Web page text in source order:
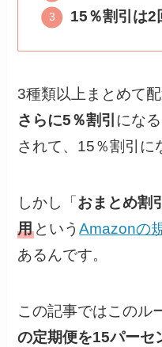
15％割引は2
3種類以上まとめて
さらに5％割引 になる
されて、15％割引に
しかし「 おまとめ割引
用 というAmazonの
あるんです。
この記事ではこのル
の定期便を15パーセ